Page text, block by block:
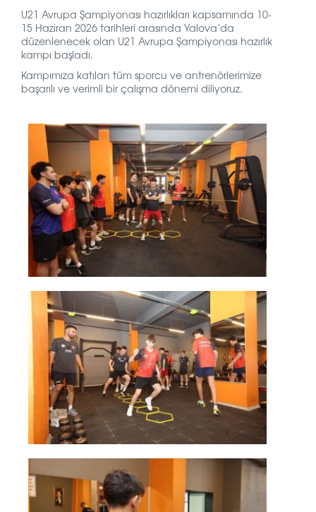
U21 Avrupa Şampiyonası hazırlıkları kapsamında 10-
15 Haziran 2026 tarihleri arasında Yalova’da
düzenlenecek olan U21 Avrupa Şampiyonası hazırlık
kampı başladı.
Kampımıza katılan tüm sporcu ve antrenörlerimize
başarılı ve verimli bir çalışma dönemi diliyoruz.